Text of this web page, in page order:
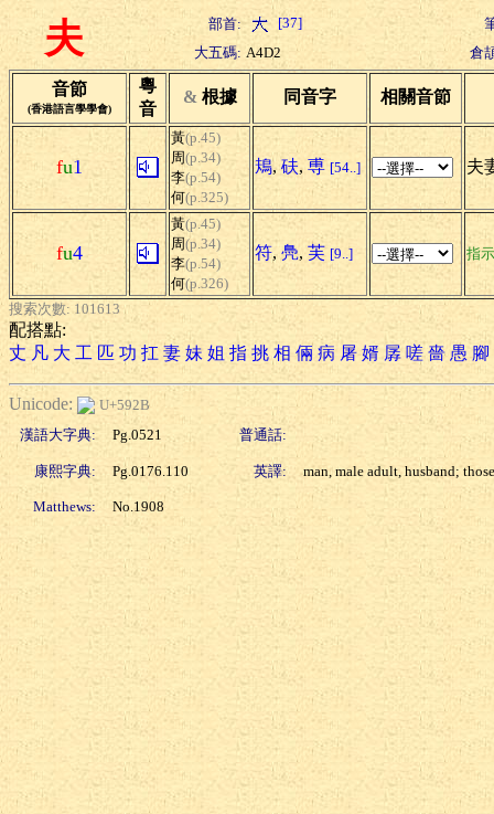
夫 部首: [37]
大五碼: A4D2 倉
音節
(香港語言學學會)
粵
音
& 根據 同音字 相關音節
fu1
黃(p.45)
周(p.34)
李(p.54)
何(p.325)
鳺, 砆, 尃 [54..] 夫
fu4
黃(p.45)
周(p.34)
李(p.54)
何(p.326)
符, 鳧, 芙 [9..] 指
搜索次數: 101613
配搭點:
丈 凡 大 工 匹 功 扛 妻 妹 姐 指 挑 相 倆 病 屠 婿 孱 嗟 嗇 愚 腳
Unicode:
U+592B
漢語大字典:
Pg.0521 普通話:
康熙字典: Pg.0176.110 英譯: man, male adult, husband; those
Matthews: No.1908